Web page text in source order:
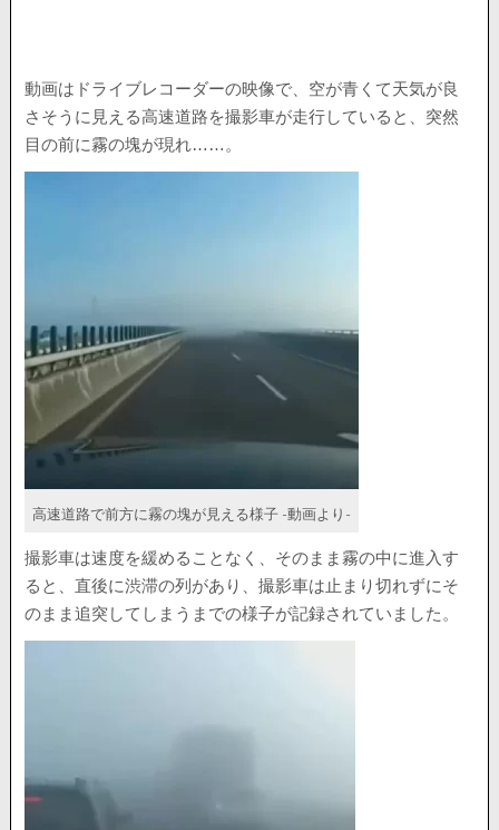
動画はドライブレコーダーの映像で、空が青くて天気が良
さそうに見える高速道路を撮影車が走行していると、突然
目の前に霧の塊が現れ……。
高速道路で前方に霧の塊が見える様子 -動画より-
撮影車は速度を緩めることなく、そのまま霧の中に進入す
ると、直後に渋滞の列があり、撮影車は止まり切れずにそ
のまま追突してしまうまでの様子が記録されていました。